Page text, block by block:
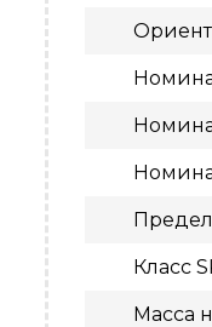
Класс
Масса